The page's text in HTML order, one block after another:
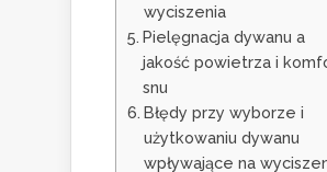
wyciszenia
Pielęgnacja dywanu a
jakość powietrza i
snu
Błędy przy wyborze i
użytkowaniu dywanu
wpływające na